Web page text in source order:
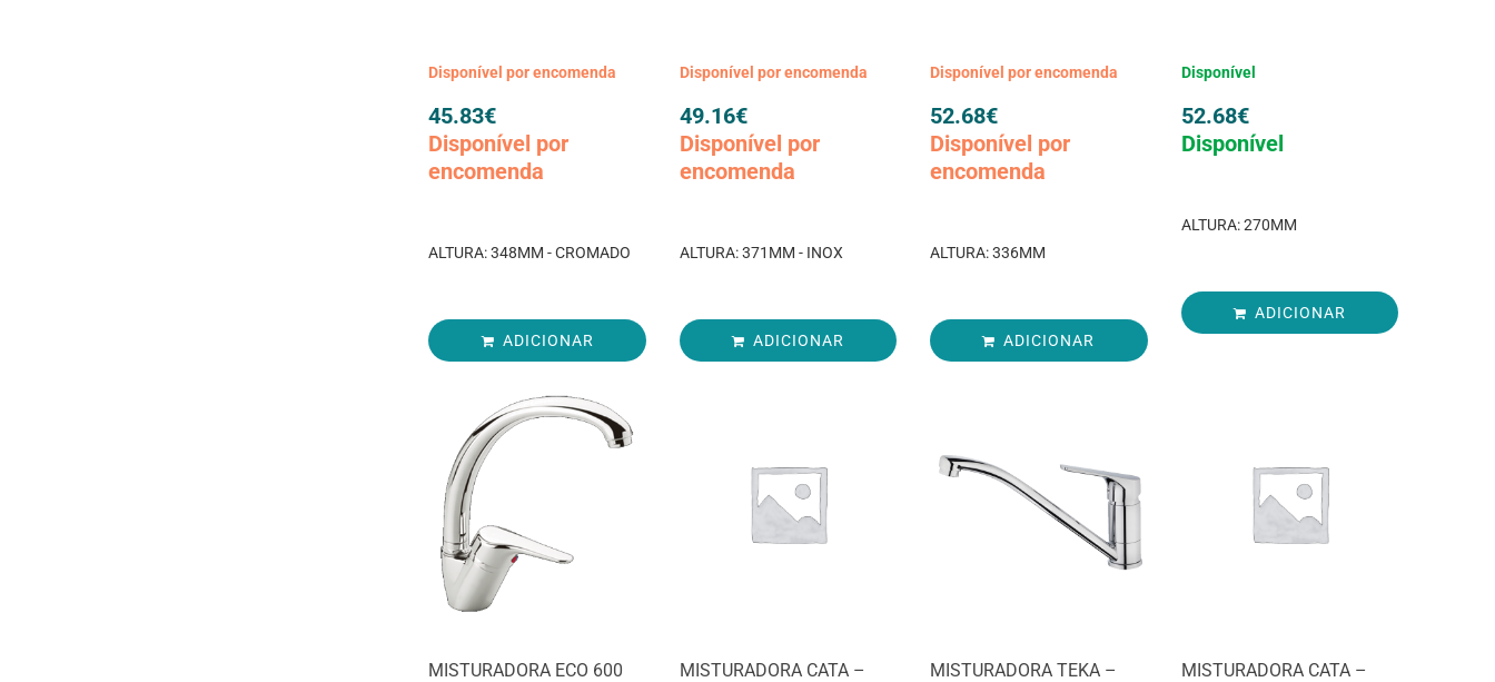
Disponível por encomenda
45.83€
Disponível por
encomenda
ALTURA: 348MM - CROMADO
ADICIONAR
Disponível por encomenda
49.16€
Disponível por
encomenda
ALTURA: 371MM - INOX
ADICIONAR
Disponível por encomenda
52.68€
Disponível por
encomenda
ALTURA: 336MM
ADICIONAR
Disponível
52.68€
Disponível
ALTURA: 270MM
ADICIONAR
MISTURADORA ECO 600
MISTURADORA CATA –
MISTURADORA TEKA –
MISTURADORA CATA –